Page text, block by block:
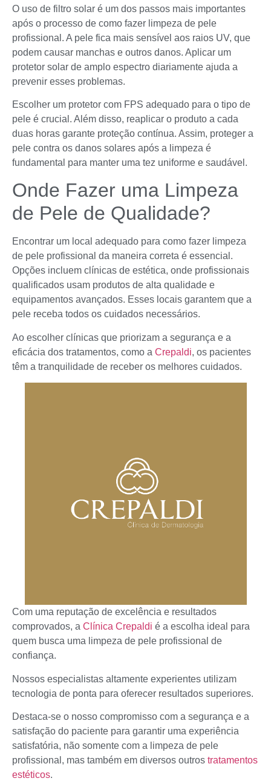
O uso de filtro solar é um dos passos mais importantes
após o processo de como fazer limpeza de pele
profissional. A pele fica mais sensível aos raios UV, que
podem causar manchas e outros danos. Aplicar um
protetor solar de amplo espectro diariamente ajuda a
prevenir esses problemas.
Escolher um protetor com FPS adequado para o tipo de
pele é crucial. Além disso, reaplicar o produto a cada
duas horas garante proteção contínua. Assim, proteger a
pele contra os danos solares após a limpeza é
fundamental para manter uma tez uniforme e saudável.
Onde Fazer uma Limpeza
de Pele de Qualidade?
Encontrar um local adequado para como fazer limpeza
de pele profissional da maneira correta é essencial.
Opções incluem clínicas de estética, onde profissionais
qualificados usam produtos de alta qualidade e
equipamentos avançados. Esses locais garantem que a
pele receba todos os cuidados necessários.
Ao escolher clínicas que priorizam a segurança e a
eficácia dos tratamentos, como a Crepaldi, os pacientes
têm a tranquilidade de receber os melhores cuidados.
Com uma reputação de excelência e resultados
comprovados, a Clínica Crepaldi é a escolha ideal para
quem busca uma limpeza de pele profissional de
confiança.
Nossos especialistas altamente experientes utilizam
tecnologia de ponta para oferecer resultados superiores.
Destaca-se o nosso compromisso com a segurança e a
satisfação do paciente para garantir uma experiência
satisfatória, não somente com a limpeza de pele
profissional, mas também em diversos outros tratamentos
estéticos.